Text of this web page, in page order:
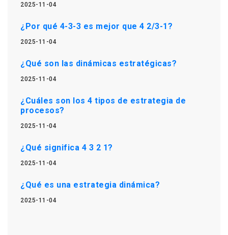
2025-11-04
¿Por qué 4-3-3 es mejor que 4 2/3-1?
2025-11-04
¿Qué son las dinámicas estratégicas?
2025-11-04
¿Cuáles son los 4 tipos de estrategia de
procesos?
2025-11-04
¿Qué significa 4 3 2 1?
2025-11-04
¿Qué es una estrategia dinámica?
2025-11-04